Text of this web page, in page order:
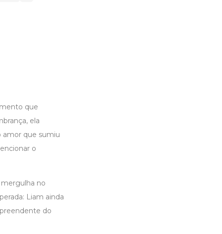
que
ela
amor que sumiu
o
mergulha no
Liam ainda
do